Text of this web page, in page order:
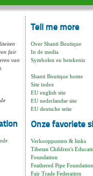
fair
van
Tell me more
Over Shanti Boutique
In de media
Symbolen en betekenis
Shanti Boutique home
Site index
EU english site
EU nederlandse site
EU deutsche seite
Onze favoriete
Verkooppunten & links
Tibetan Children's
Foundation
Feathered Pipe Foundation
Fair Trade Federation